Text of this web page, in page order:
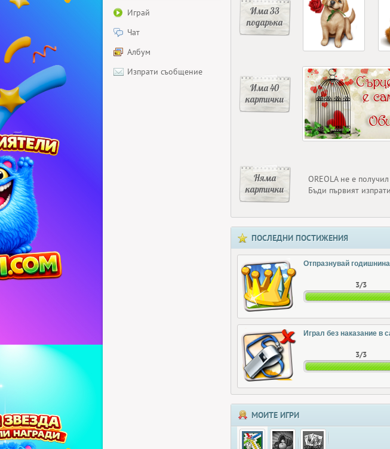
Играй
Чат
Албум
Изпрати съобщение
Има 33
подаръка
Има 40
картички
Няма
картички
OREOLA не е
Бъди първият
ПОСЛЕДНИ ПОСТИЖЕНИЯ
Отпразнувай
3/3
Играл без наказание в
3/3
МОИТЕ ИГРИ